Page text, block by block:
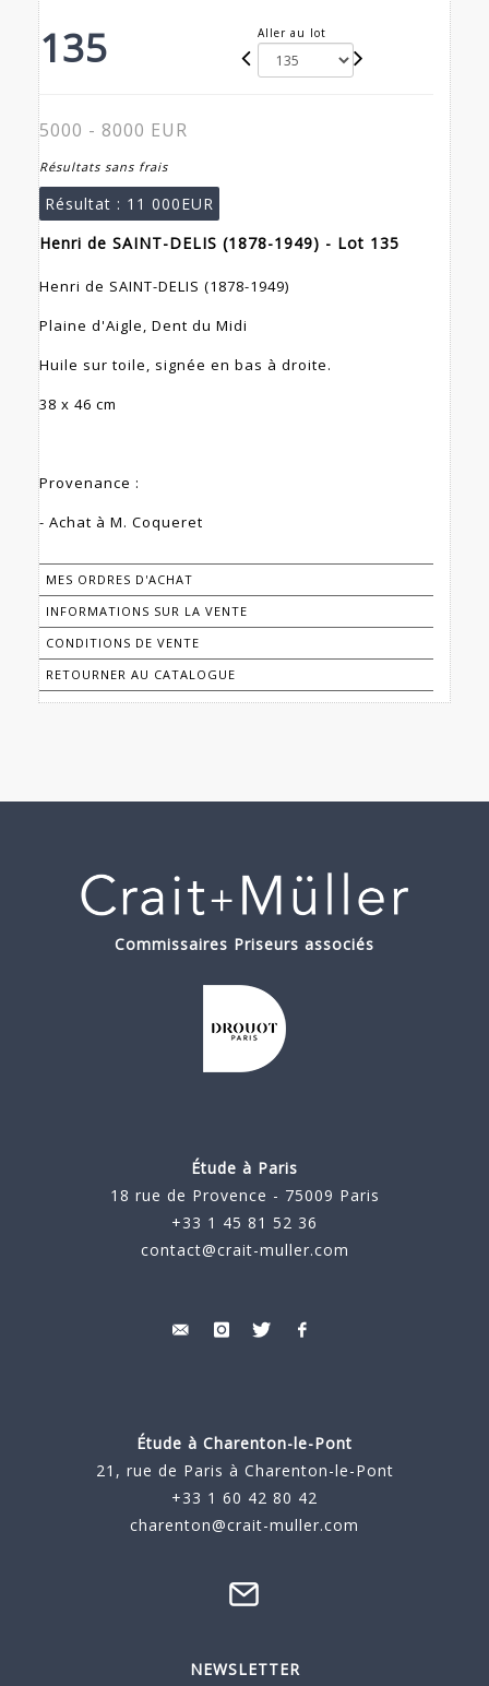
135 Aller au lot
5000 - 8000 EUR
Résultats sans frais
Résultat : 11 000EUR
Henri de SAINT-DELIS (1878-1949) - Lot 135
Henri de SAINT-DELIS (1878-1949)
Plaine d'Aigle, Dent du Midi
Huile sur toile, signée en bas à droite.
38 x 46 cm
Provenance :
- Achat à M. Coqueret
MES ORDRES D'ACHAT
INFORMATIONS SUR LA VENTE
CONDITIONS DE VENTE
RETOURNER AU CATALOGUE
Commissaires Priseurs associés
Étude à Paris
18 rue de Provence - 75009 Paris
+33 1 45 81 52 36
contact@crait-muller.com
Étude à Charenton-le-Pont
21, rue de Paris à Charenton-le-Pont
+33 1 60 42 80 42
charenton@crait-muller.com
NEWSLETTER